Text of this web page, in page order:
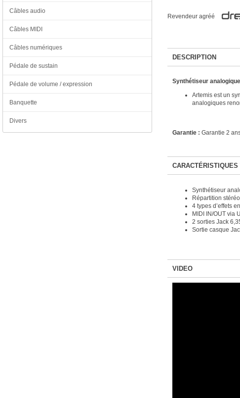
Revendeur agréé
DESCRIPTION
Synthétiseur
Artemis est un
analogiques
Garantie : Garantie 2
CARACTÉRISTIQUES
Synthétiseur
Répartition
4 types d’effets
MIDI IN/OUT via
2 sorties Jack
Sortie casque
VIDEO
Câbles audio
Câbles MIDI
Câbles numériques
Pédale de sustain
Pédale de volume / expression
Banquette
Divers